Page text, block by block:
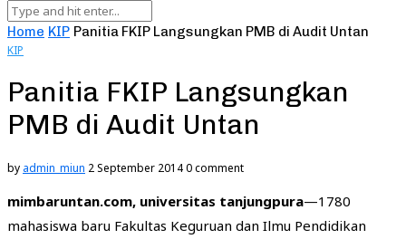
Home KIP Panitia FKIP Langsungkan PMB di Audit Untan
KIP
Panitia FKIP Langsungkan
PMB di Audit Untan
by admin_miun 2 September 20140 comment
mimbaruntan.com, universitas tanjungpura—1780
mahasiswa baru Fakultas Keguruan dan Ilmu Pendidikan